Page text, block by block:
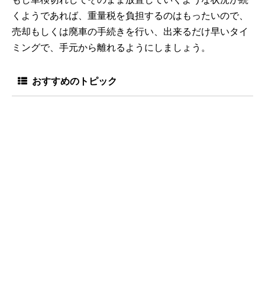
くようであれば、重量税を負担するのはもったいので、
売却もしくは廃車の手続きを行い、出来るだけ早いタイ
ミングで、手元から離れるようにしましょう。
おすすめのトピック